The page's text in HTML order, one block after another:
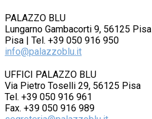
PALAZZO BLU
Lungarno Gambacorti 9, 56125 Pisa
Pisa | Tel. +39 050 916 950
info@palazzoblu.it
UFFICI PALAZZO BLU
Via Pietro Toselli 29, 56125 Pisa
Tel. +39 050 916 961
Fax. +39 050 916 989